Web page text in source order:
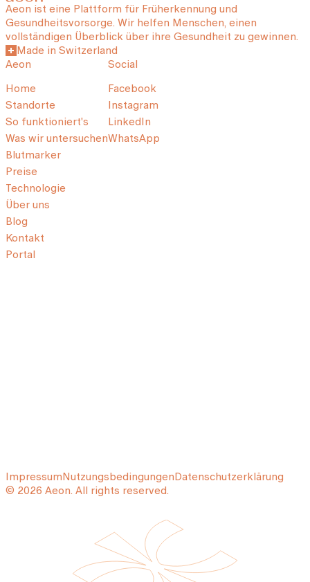
Aeon ist eine Plattform für Früherkennung und
Gesundheitsvorsorge. Wir helfen Menschen, einen
vollständigen Überblick über ihre Gesundheit zu gewinnen.
Made in Switzerland
Aeon
Home
Standorte
So funktioniert's
Was wir untersuchen
Blutmarker
Preise
Technologie
Über uns
Blog
Kontakt
Portal
Social
Facebook
Instagram
LinkedIn
WhatsApp
ImpressumNutzungsbedingungenDatenschutzerklärung
© 2026 Aeon. All rights reserved.